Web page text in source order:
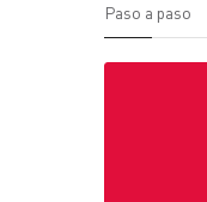
Paso a paso